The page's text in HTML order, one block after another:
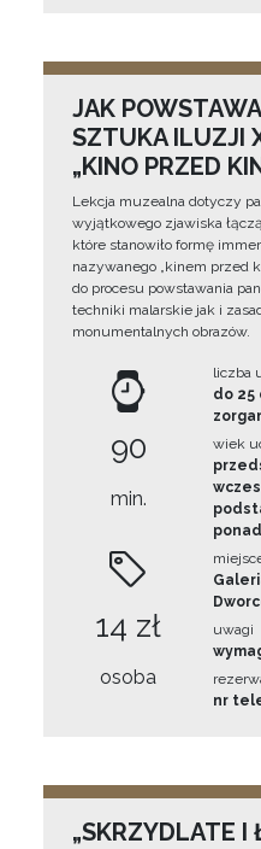
JAK
SZTUKA ILUZJI
„KINO PRZED
Lekcja muzealna dotyczy
wyjątkowego zjawiska
które stanowiło formę
nazywanego „kinem przed
do procesu powstawania
techniki malarskie jak i
monumentalnych obrazów.
90
min.
14 zł
osoba
liczba
do 25
wiek
uwagi
nr
„SKRZYDLATE I